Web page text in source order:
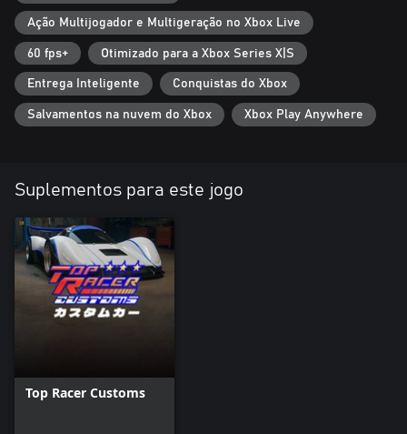
Ação Multijogador e Multigeração no Xbox Live
60 fps+ Otimizado para a Xbox Series X|S
Entrega Inteligente Conquistas do Xbox
Salvamentos na nuvem do Xbox Xbox Play Anywhere
Suplementos para este jogo
Top Racer Customs